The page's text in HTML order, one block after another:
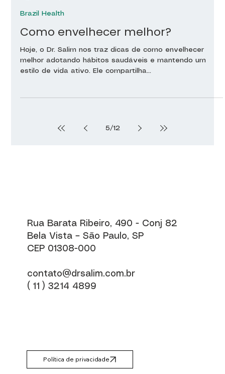
Rua Barata Ribeiro, 490 - Conj 82
Bela Vista – São Paulo, SP
CEP 01308-000
contato@drsalim.com.br
( 11 ) 3214 4899
Política de privacidade
Brazil Health
Como envelhecer melhor?
Hoje, o Dr. Salim nos traz dicas de como envelhecer
melhor adotando hábitos saudáveis e mantendo um
estilo de vida ativo. Ele compartilha...
5/12